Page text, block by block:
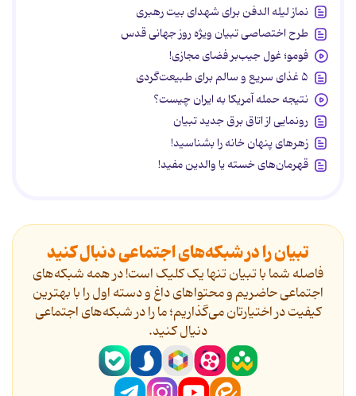
نماز لیله الدفن برای شهدای بیت رهبری
طرح اختصاصی تبیان ویژه روز جهانی قدس
فومو؛ غول جیب‌بر فضای مجازی!
۵ غذای سریع و سالم برای طبیعت‌گردی
نتیجه حمله آمریکا به ایران چیست؟
رونمایی از اتاق برق جدید تبیان
زهرهای پنهان خانه را بشناسید!
قهرمان‌های خسته یا والدین مفید!
تبیان را در شبکه‌های اجتماعی دنبال کنید
فاصله شما با تبیان تنها یک کلیک است! در همه شبکه‌های
اجتماعی حاضریم و محتواهای داغ و دسته اول را با بهترین
کیفیت در اختیارتان می‌گذاریم؛ ما را در شبکه‌های اجتماعی
دنیال کنید.